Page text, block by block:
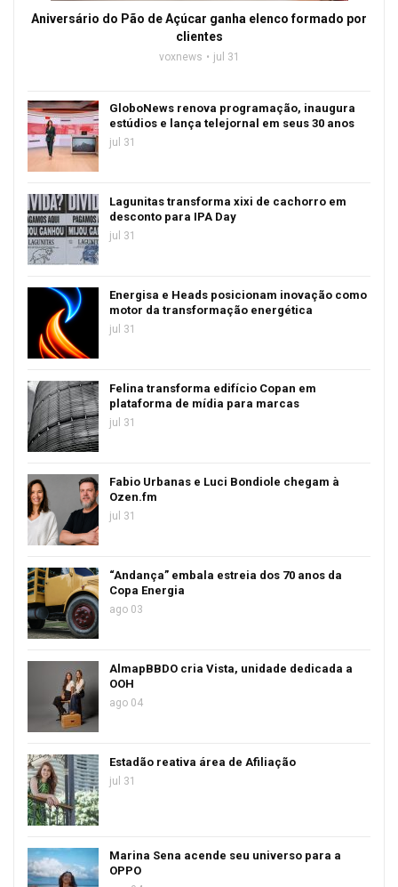
Aniversário do Pão de Açúcar ganha elenco formado por
clientes
voxnews jul 31
GloboNews renova programação, inaugura
estúdios e lança telejornal em seus 30 anos
jul 31
Lagunitas transforma xixi de cachorro em
desconto para IPA Day
jul 31
Energisa e Heads posicionam inovação como
motor da transformação energética
jul 31
Felina transforma edifício Copan em
plataforma de mídia para marcas
jul 31
Fabio Urbanas e Luci Bondiole chegam à
Ozen.fm
jul 31
“Andança” embala estreia dos 70 anos da
Copa Energia
ago 03
AlmapBBDO cria Vista, unidade dedicada a
OOH
ago 04
Estadão reativa área de Afiliação
jul 31
Marina Sena acende seu universo para a
OPPO